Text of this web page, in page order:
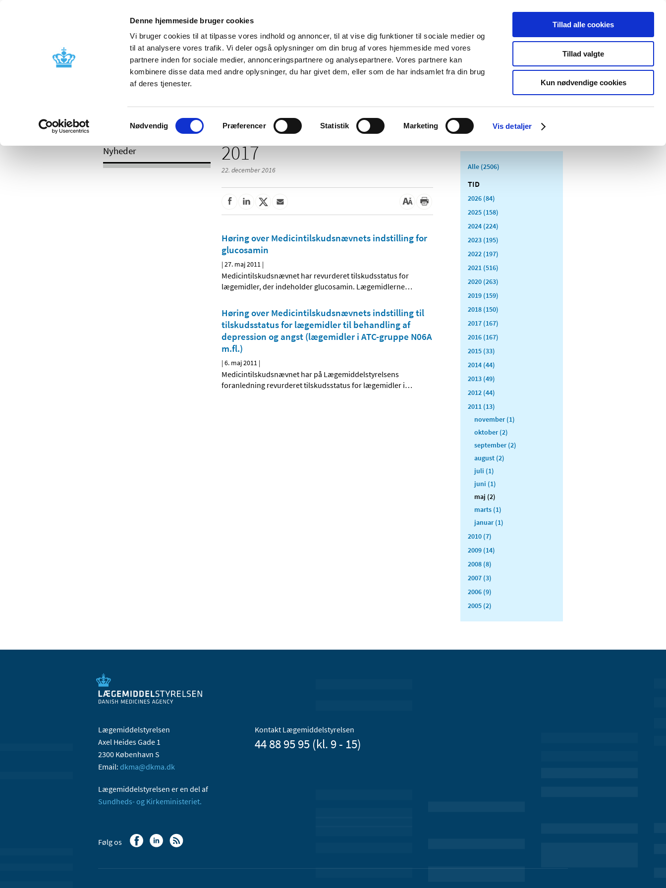
Denne hjemmeside bruger cookies
Vi bruger cookies til at tilpasse vores indhold og annoncer, til at vise dig funktioner til sociale medier og
til at analysere vores trafik. Vi deler også oplysninger om din brug af vores hjemmeside med vores
partnere inden for sociale medier, annonceringspartnere og analysepartnere. Vores partnere kan
kombinere disse data med andre oplysninger, du har givet dem, eller som de har indsamlet fra din brug
af deres tjenester.
Samtykkevalg
Nødvendig Præferencer Statistik Marketing Vis detaljer
Tillad alle cookies
Tillad valgte
Kun nødvendige cookies
Nyheder Om os Kontakt Udgivelser
Godkendelse og
Bivirkninger og
produktinformation
Tilskud og
Apoteker og salg af
Medicinsk
Særlige
produktområder
/ 2017
Nyheder 2017
22. december 2016
Høring over Medicintilskudsnævnets indstilling for
glucosamin
|27. maj 2011 |
Medicintilskudsnævnet har revurderet tilskudsstatus for
lægemidler, der indeholder glucosamin. Lægemidlerne…
Høring over Medicintilskudsnævnets indstilling til
tilskudsstatus for lægemidler til behandling af
depression og angst (lægemidler i ATC-gruppe N06A
m.fl.)
|6. maj 2011 |
Medicintilskudsnævnet har på Lægemiddelstyrelsens
foranledning revurderet tilskudsstatus for lægemidler i…
Alle (2506)
TID
2026 (84)
2025 (158)
2024 (224)
2023 (195)
2022 (197)
2021 (516)
2020 (263)
2019 (159)
2018 (150)
2017 (167)
2016 (167)
2015 (33)
2014 (44)
2013 (49)
2012 (44)
2011 (13)
november (1)
oktober (2)
september (2)
august (2)
juli (1)
juni (1)
maj (2)
marts (1)
januar (1)
2010 (7)
2009 (14)
2008 (8)
2007 (3)
2006 (9)
2005 (2)
Lægemiddelstyrelsen
Axel Heides Gade 1
2300 København S
Email: dkma@dkma.dk
Lægemiddelstyrelsen er en del af
Sundheds- og Kirkeministeriet.
Kontakt Lægemiddelstyrelsen
44 88 95 95 (kl. 9 - 15)
Følg os